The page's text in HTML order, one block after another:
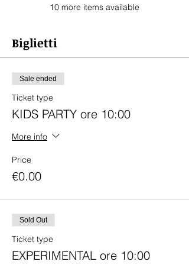
10 more items available
Biglietti
Sale ended
Ticket type
KIDS PARTY ore 10:00
More info
Price
€0.00
Sold Out
Ticket type
EXPERIMENTAL ore 10:00